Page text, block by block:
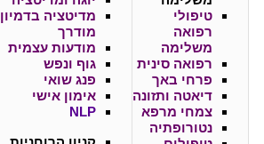
טיפולי
רפואה
משלימה
רפואה סינית
פרחי באך
דיאטה ותזונה
צמחי מרפא
נטורופתיה
מדיטציה בדמיון
מודרך
מודעות עצמית
גוף ונפש
פנג שואי
אימון אישי
NLP